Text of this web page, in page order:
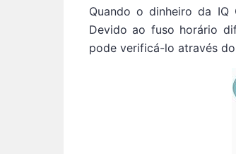
Quando o dinheiro da
Devido ao fuso horário
pode verificá-lo através